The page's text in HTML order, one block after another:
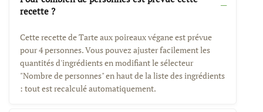
recette ?
Cette recette de Tarte aux poireaux végane est prévue
pour 4 personnes. Vous pouvez ajuster facilement les
quantités d'ingrédients en modifiant le sélecteur
"Nombre de personnes" en haut de la liste des ingrédients
: tout est recalculé automatiquement.